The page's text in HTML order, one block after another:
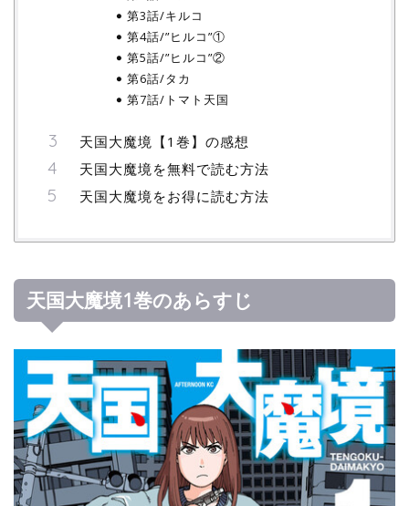
第3話/キルコ
第4話/”ヒルコ”①
第5話/”ヒルコ”②
第6話/タカ
第7話/トマト天国
天国大魔境【1巻】の感想
天国大魔境を無料で読む方法
天国大魔境をお得に読む方法
天国大魔境1巻のあらすじ